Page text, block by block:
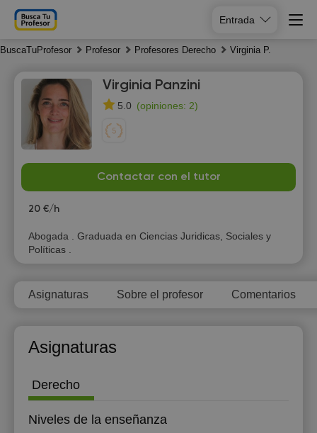
Entrada
BuscaTuProfesor Profesor Profesores Derecho Virginia P.
Virginia Panzini
5.0 (opiniones: 2)
Contactar con el tutor
20 €/h
Abogada . Graduada en Ciencias Juridicas, Sociales y
Políticas .
Asignaturas Sobre el profesor Comentarios
Asignaturas
Derecho
Niveles de la enseñanza
Su
9
Mo
10
11
17:00
19:30
20:00